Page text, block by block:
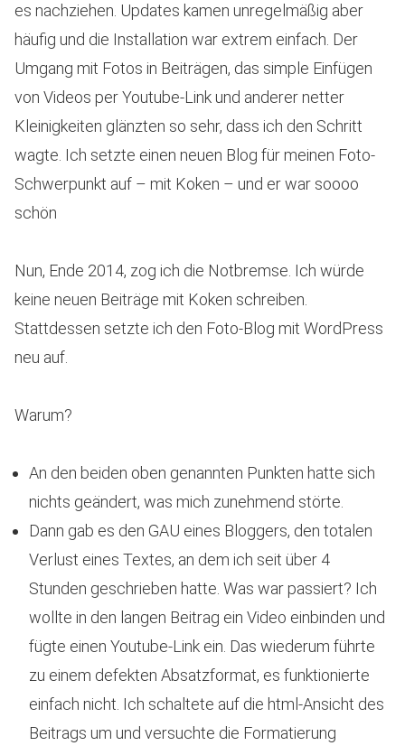
es nachziehen. Updates kamen unregelmäßig aber
häufig und die Installation war extrem einfach. Der
Umgang mit Fotos in Beiträgen, das simple Einfügen
von Videos per Youtube-Link und anderer netter
Kleinigkeiten glänzten so sehr, dass ich den Schritt
wagte. Ich setzte einen neuen Blog für meinen Foto-
Schwerpunkt auf – mit Koken – und er war soooo
schön
Nun, Ende 2014, zog ich die Notbremse. Ich würde
keine neuen Beiträge mit Koken schreiben.
Stattdessen setzte ich den Foto-Blog mit WordPress
neu auf.
Warum?
An den beiden oben genannten Punkten hatte sich
nichts geändert, was mich zunehmend störte.
Dann gab es den GAU eines Bloggers, den totalen
Verlust eines Textes, an dem ich seit über 4
Stunden geschrieben hatte. Was war passiert? Ich
wollte in den langen Beitrag ein Video einbinden und
fügte einen Youtube-Link ein. Das wiederum führte
zu einem defekten Absatzformat, es funktionierte
einfach nicht. Ich schaltete auf die html-Ansicht des
Beitrags um und versuchte die Formatierung